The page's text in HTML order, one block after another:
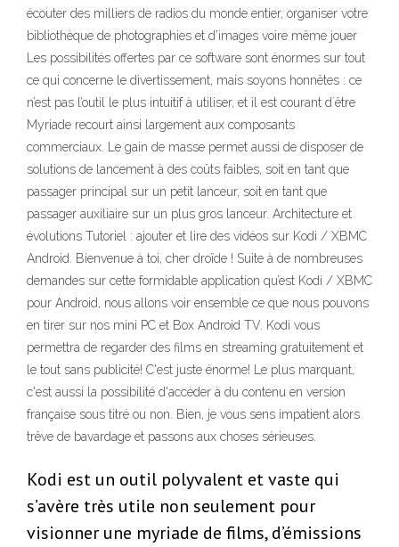
écouter des milliers de radios du monde entier, organiser votre
bibliothèque de photographies et d’images voire même jouer
Les possibilités offertes par ce software sont énormes sur tout
ce qui concerne le divertissement, mais soyons honnêtes : ce
n’est pas l’outil le plus intuitif à utiliser, et il est courant d´être
Myriade recourt ainsi largement aux composants
commerciaux. Le gain de masse permet aussi de disposer de
solutions de lancement à des coûts faibles, soit en tant que
passager principal sur un petit lanceur, soit en tant que
passager auxiliaire sur un plus gros lanceur. Architecture et
évolutions Tutoriel : ajouter et lire des vidéos sur Kodi / XBMC
Android. Bienvenue à toi, cher droïde ! Suite à de nombreuses
demandes sur cette formidable application qu’est Kodi / XBMC
pour Android, nous allons voir ensemble ce que nous pouvons
en tirer sur nos mini PC et Box Android TV. Kodi vous
permettra de regarder des films en streaming gratuitement et
le tout sans publicité! C'est juste énorme! Le plus marquant,
c'est aussi la possibilité d'accéder à du contenu en version
française sous titré ou non. Bien, je vous sens impatient alors
trêve de bavardage et passons aux choses sérieuses.
Kodi est un outil polyvalent et vaste qui
s’avère très utile non seulement pour
visionner une myriade de films, d’émissions